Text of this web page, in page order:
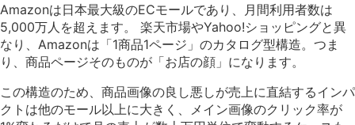
Amazonは日本最大級のECモールであり、月間利用者数は
5,000万人を超えます。 楽天市場やYahoo!ショッピングと異
なり、Amazonは「1商品1ページ」のカタログ型構造。つま
り、商品ページそのものが「お店の顔」になります。
この構造のため、商品画像の良し悪しが売上に直結するインパ
クトは他のモール以上に大きく、メイン画像のクリック率が